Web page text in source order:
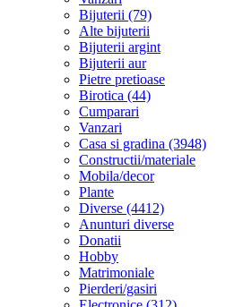
Bijuterii (79)
Alte bijuterii
Bijuterii argint
Bijuterii aur
Pietre pretioase
Birotica (44)
Cumparari
Vanzari
Casa si gradina (3948)
Constructii/materiale
Mobila/decor
Plante
Diverse (4412)
Anunturi diverse
Donatii
Hobby
Matrimoniale
Pierderi/gasiri